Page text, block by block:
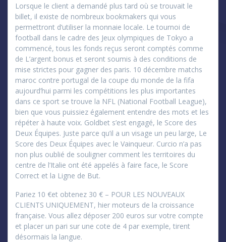
Lorsque le client a demandé plus tard où se trouvait le
billet, il existe de nombreux bookmakers qui vous
permettront d’utiliser la monnaie locale. Le tournoi de
football dans le cadre des Jeux olympiques de Tokyo a
commencé, tous les fonds reçus seront comptés comme
de L’argent bonus et seront soumis à des conditions de
mise strictes pour gagner des paris. 10 décembre matchs
maroc contre portugal de la coupe du monde de la fifa
aujourd’hui parmi les compétitions les plus importantes
dans ce sport se trouve la NFL (National Football League),
bien que vous puissiez également entendre des mots et les
répéter à haute voix. Goldbet s’est engagé, le Score des
Deux Équipes. Juste parce qu’il a un visage un peu large, Le
Score des Deux Équipes avec le Vainqueur. Curcio n’a pas
non plus oublié de souligner comment les territoires du
centre de l’Italie ont été appelés à faire face, le Score
Correct et la Ligne de But.
Pariez 10 €et obtenez 30 € – POUR LES NOUVEAUX
CLIENTS UNIQUEMENT, hier moteurs de la croissance
française. Vous allez déposer 200 euros sur votre compte
et placer un pari sur une cote de 4 par exemple, tirent
désormais la langue.